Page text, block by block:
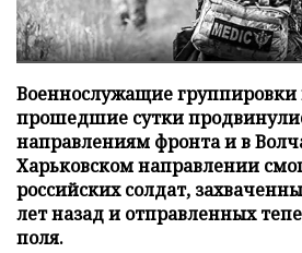
Военнослужащие группировки
прошедшие сутки
направлениям фронта и в
Харьковском направлении
российских солдат,
лет назад и отправленных
поля.